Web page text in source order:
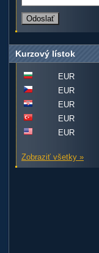
Kurzový lístok
EUR
EUR
EUR
EUR
EUR
Zobraziť všetky »